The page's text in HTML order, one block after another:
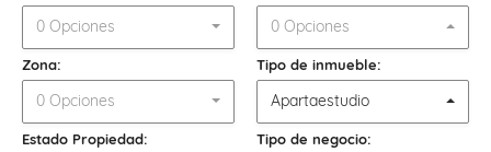
0 Opciones 0 Opciones
Zona:
0 Opciones
Tipo de inmueble:
Apartaestudio
Estado Propiedad: Tipo de negocio: